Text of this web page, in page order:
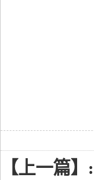
【上一篇】: